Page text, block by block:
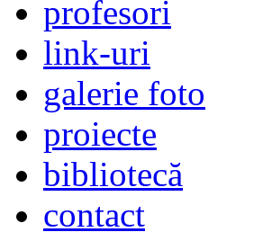
profesori
link-uri
galerie foto
proiecte
bibliotecă
contact